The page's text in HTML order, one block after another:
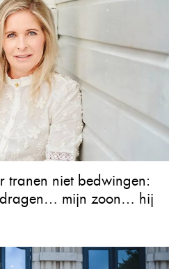
tranen niet bedwingen:
mijn zoon… hij